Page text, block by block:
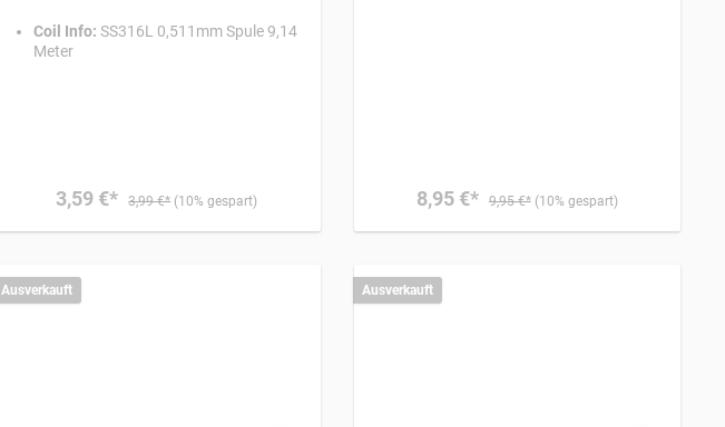
Coil Info: SS316L 0,511mm Spule 9,14
Meter
3,59 €* 3,99 €* (10% gespart) 8,95 €* 9,95 €* (10% gespart)
Ausverkauft Ausverkauft